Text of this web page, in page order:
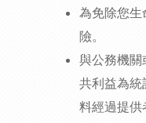
為免除您
險。
與公務機
共利益為
料經過提